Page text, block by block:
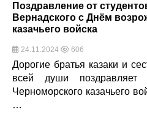
Поздравление от
Вернадского с Днём
казачьего войска
24.11.2024 606
Дорогие братья казаки и
всей души
Черноморского казачьего
…